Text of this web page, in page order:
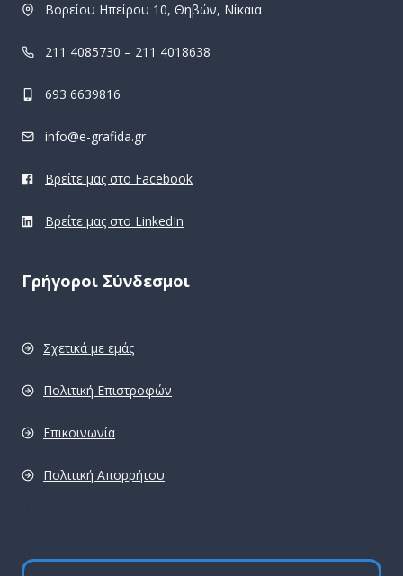
Βορείου Ηπείρου 10, Θηβών, Νίκαια
211 4085730 – 211 4018638
693 6639816
info@e-grafida.gr
Βρείτε μας στο Facebook
Βρείτε μας στο LinkedIn
Γρήγοροι Σύνδεσμοι
Σχετικά με εμάς
Πολιτική Επιστροφών
Επικοινωνία
Πολιτική Απορρήτου